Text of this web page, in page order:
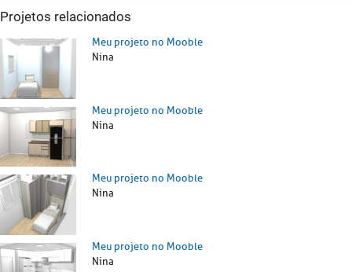
Projetos relacionados
Meu projeto no Mooble
Nina
Meu projeto no Mooble
Nina
Meu projeto no Mooble
Nina
Meu projeto no Mooble
Nina